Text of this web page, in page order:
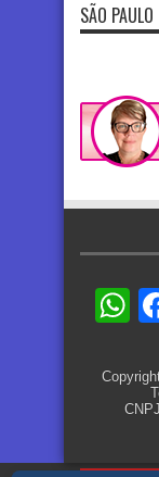
SÃO PAULO